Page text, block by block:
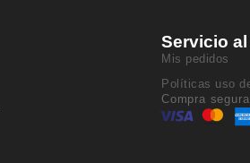
Servicio
Mis pedidos
Políticas uso
Compra